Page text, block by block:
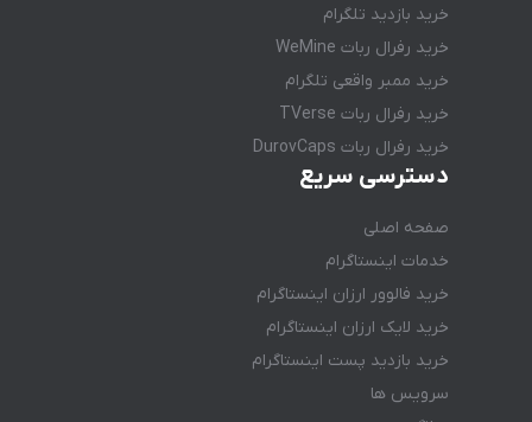
خرید بازدید تلگرام
خرید رفرال ربات WeMine
خرید ممبر واقعی تلگرام
خرید رفرال ربات TVerse
خرید رفرال ربات DurovCaps
دسترسی سریع
صفحه اصلی
خدمات اینستاگرام
خرید فالوور ارزان اینستاگرام
خرید لایک ارزان اینستاگرام
خرید بازدید پست اینستاگرام
سرویس ها